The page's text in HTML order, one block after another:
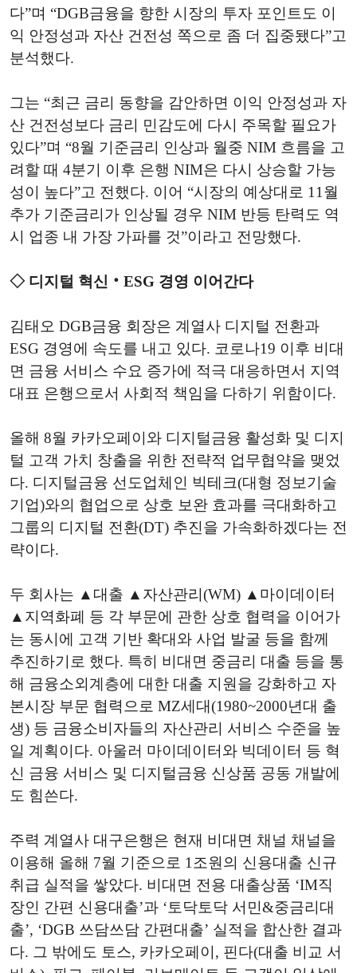
다”며 “DGB금융을 향한 시장의 투자 포인트도 이
익 안정성과 자산 건전성 쪽으로 좀 더 집중됐다”고
분석했다.
그는 “최근 금리 동향을 감안하면 이익 안정성과 자
산 건전성보다 금리 민감도에 다시 주목할 필요가
있다”며 “8월 기준금리 인상과 월중 NIM 흐름을 고
려할 때 4분기 이후 은행 NIM은 다시 상승할 가능
성이 높다”고 전했다. 이어 “시장의 예상대로 11월
추가 기준금리가 인상될 경우 NIM 반등 탄력도 역
시 업종 내 가장 가파를 것”이라고 전망했다.
◇ 디지털 혁신‧ESG 경영 이어간다
김태오 DGB금융 회장은 계열사 디지털 전환과
ESG 경영에 속도를 내고 있다. 코로나19 이후 비대
면 금융 서비스 수요 증가에 적극 대응하면서 지역
대표 은행으로서 사회적 책임을 다하기 위함이다.
올해 8월 카카오페이와 디지털금융 활성화 및 디지
털 고객 가치 창출을 위한 전략적 업무협약을 맺었
다. 디지털금융 선도업체인 빅테크(대형 정보기술
기업)와의 협업으로 상호 보완 효과를 극대화하고
그룹의 디지털 전환(DT) 추진을 가속화하겠다는 전
략이다.
두 회사는 ▲대출 ▲자산관리(WM) ▲마이데이터
▲지역화폐 등 각 부문에 관한 상호 협력을 이어가
는 동시에 고객 기반 확대와 사업 발굴 등을 함께
추진하기로 했다. 특히 비대면 중금리 대출 등을 통
해 금융소외계층에 대한 대출 지원을 강화하고 자
본시장 부문 협력으로 MZ세대(1980~2000년대 출
생) 등 금융소비자들의 자산관리 서비스 수준을 높
일 계획이다. 아울러 마이데이터와 빅데이터 등 혁
신 금융 서비스 및 디지털금융 신상품 공동 개발에
도 힘쓴다.
주력 계열사 대구은행은 현재 비대면 채널 채널을
이용해 올해 7월 기준으로 1조원의 신용대출 신규
취급 실적을 쌓았다. 비대면 전용 대출상품 ‘IM직
장인 간편 신용대출’과 ‘토닥토닥 서민&중금리대
출’, ‘DGB 쓰담쓰담 간편대출’ 실적을 합산한 결과
다. 그 밖에도 토스, 카카오페이, 핀다(대출 비교 서